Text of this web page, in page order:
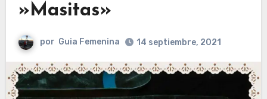
»Masitas»
por Guia Femenina 14 septiembre, 2021